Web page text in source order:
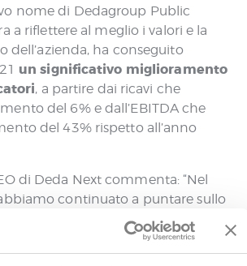
nome di Dedagroup Public
a riflettere al meglio i valori e la
dell’azienda, ha conseguito
un significativo miglioramento
, a partire dai ricavi che
del 6% e dall’EBITDA che
del 43% rispetto all’anno
di Deda Next commenta: “Nel
continuato a puntare sullo
ed esperienze
rispondere concretamente
clienti di essere pienamente